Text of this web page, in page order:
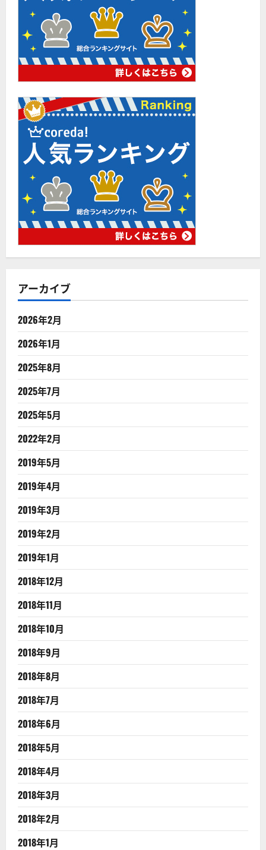
アーカイブ
2026年2月
2026年1月
2025年8月
2025年7月
2025年5月
2022年2月
2019年5月
2019年4月
2019年3月
2019年2月
2019年1月
2018年12月
2018年11月
2018年10月
2018年9月
2018年8月
2018年7月
2018年6月
2018年5月
2018年4月
2018年3月
2018年2月
2018年1月